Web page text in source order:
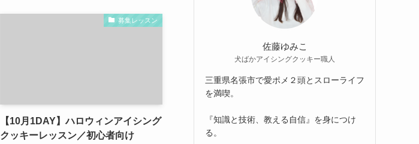
募集レッスン
【10月1DAY】ハロウィンアイシング
クッキーレッスン／初心者向け
佐藤ゆみこ
犬ばかアイシングクッキー職人
三重県名張市で愛ポメ２頭とスローライフ
を満喫。
『知識と技術、教える自信』を身につけ
る。